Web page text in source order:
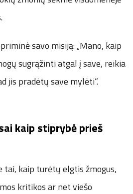
savo misiją: „Mano, kaip
sugrąžinti atgal į save, reikia
jis pradėtų save mylėti“.
kaip stiprybė prieš
tai, kaip turėtų elgtis žmogus,
kritikos ar net viešo